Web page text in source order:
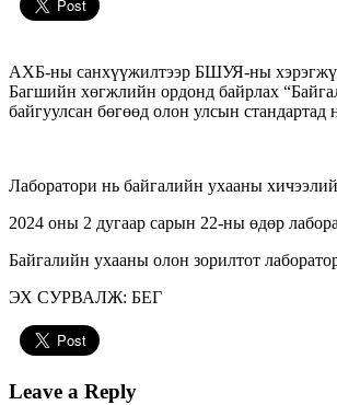
АХБ-ны санхүүжилтээр БШУЯ-ны
Багшийн хөгжлийн ордонд байрлах
байгуулсан бөгөөд олон улсын стандартад
Лаборатори нь байгалийн ухааны
2024 оны 2 дугаар сарын 22-ны өдөр
Байгалийн ухааны олон зорилтот
ЭХ СУРВАЛЖ: БЕГ
Leave a Reply